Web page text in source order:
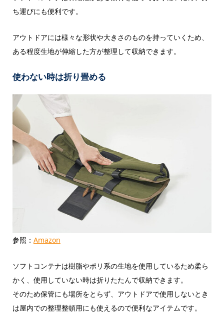
ち運びにも便利です。
アウトドアには様々な形状や大きさのものを持っていくため、
ある程度生地が伸縮した方が整理して収納できます。
使わない時は折り畳める
参照： Amazon
ソフトコンテナは樹脂やポリ系の生地を使用しているため柔ら
かく、使用していない時は折りたたんで収納できます。
そのため保管にも場所をとらず、アウトドアで使用しないとき
は屋内での整理整頓用にも使えるので便利なアイテムです。